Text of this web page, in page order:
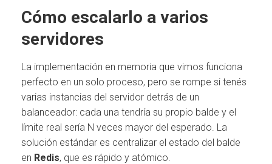
Cómo escalarlo a varios
servidores
La implementación en memoria que vimos funciona
perfecto en un solo proceso, pero se rompe si tenés
varias instancias del servidor detrás de un
balanceador: cada una tendría su propio balde y el
límite real sería N veces mayor del esperado. La
solución estándar es centralizar el estado del balde
en Redis, que es rápido y atómico.